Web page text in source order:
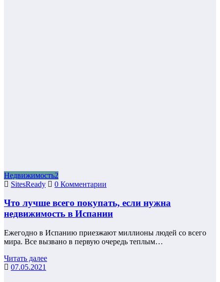
Недвижимость2
SitesReady
0 Комментарии
Что лучше всего покупать, если нужна
недвижимость в Испании
Ежегодно в Испанию приезжают миллионы людей со всего
мира. Все вызвано в первую очередь теплым…
Читать далее
07.05.2021